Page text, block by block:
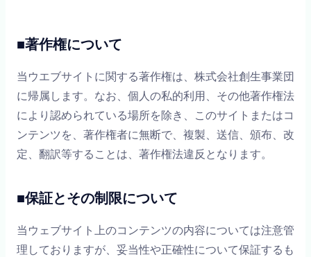
■著作権について
当ウエブサイトに関する著作権は、株式会社創生事業団
に帰属します。なお、個人の私的利用、その他著作権法
により認められている場所を除き、このサイトまたはコ
ンテンツを、著作権者に無断で、複製、送信、頒布、改
定、翻訳等することは、著作権法違反となります。
■保証とその制限について
当ウェブサイト上のコンテンツの内容については注意管
理しておりますが、妥当性や正確性について保証するも